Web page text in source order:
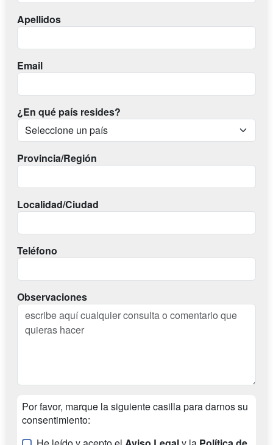
Apellidos
Email
¿En qué país resides?
Provincia/Región
Localidad/Ciudad
Teléfono
Observaciones
Por favor, marque la siguiente casilla para darnos su
consentimiento: